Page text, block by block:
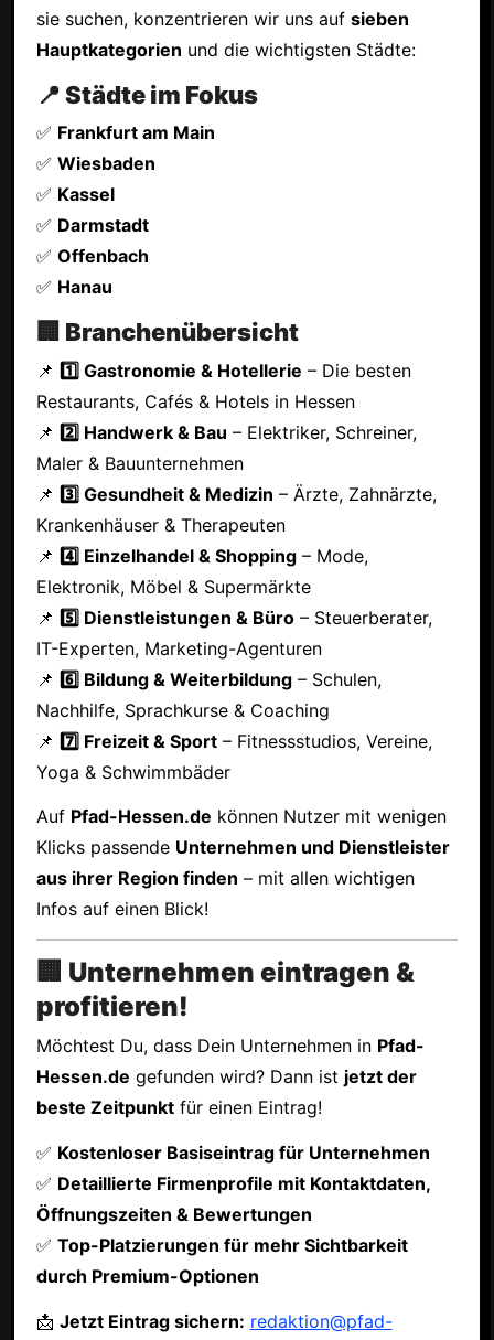
sie suchen, konzentrieren wir uns auf sieben
Hauptkategorien und die wichtigsten Städte:
📍 Städte im Fokus
✅ Frankfurt am Main
✅ Wiesbaden
✅ Kassel
✅ Darmstadt
✅ Offenbach
✅ Hanau
🏢 Branchenübersicht
📌 1️⃣ Gastronomie & Hotellerie – Die besten
Restaurants, Cafés & Hotels in Hessen
📌 2️⃣ Handwerk & Bau – Elektriker, Schreiner,
Maler & Bauunternehmen
📌 3️⃣ Gesundheit & Medizin – Ärzte, Zahnärzte,
Krankenhäuser & Therapeuten
📌 4️⃣ Einzelhandel & Shopping– Mode,
Elektronik, Möbel & Supermärkte
📌 5️⃣ Dienstleistungen & Büro– Steuerberater,
IT-Experten, Marketing-Agenturen
📌 6️⃣ Bildung & Weiterbildung– Schulen,
Nachhilfe, Sprachkurse & Coaching
📌 7️⃣ Freizeit & Sport– Fitnessstudios, Vereine,
Yoga & Schwimmbäder
Auf Pfad-Hessen.de können Nutzer mit wenigen
Klicks passende Unternehmen und Dienstleister
aus ihrer Region finden – mit allen wichtigen
Infos auf einen Blick!
🏢 Unternehmen eintragen &
profitieren!
Möchtest Du, dass Dein Unternehmen in Pfad-
Hessen.de gefunden wird? Dann ist jetzt der
beste Zeitpunktfür einen Eintrag!
✅ Kostenloser Basiseintrag für Unternehmen
✅ Detaillierte Firmenprofile mit Kontaktdaten,
Öffnungszeiten & Bewertungen
✅ Top-Platzierungen für mehr Sichtbarkeit
durch Premium-Optionen
📩 Jetzt Eintrag sichern: redaktion@pfad-